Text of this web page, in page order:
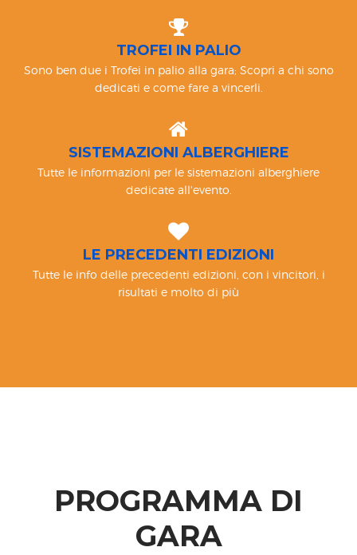
TROFEI IN PALIO
Sono ben due i Trofei in palio alla gara; Scopri a chi sono
dedicati e come fare a vincerli.
SISTEMAZIONI ALBERGHIERE
Tutte le informazioni per le sistemazioni alberghiere
dedicate all'evento.
LE PRECEDENTI EDIZIONI
Tutte le info delle precedenti edizioni, con i vincitori, i
risultati e molto di più
PROGRAMMA DI
GARA